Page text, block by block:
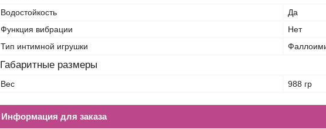
Водостойкость
Да
Функция вибрации
Нет
Тип интимной игрушки
Габаритные размеры
Вес 988 гр
Информация для заказа